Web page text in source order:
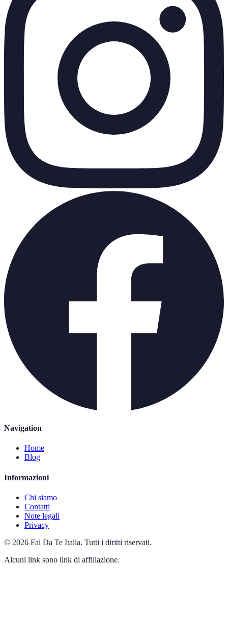
Navigation
Home
Blog
Informazioni
Chi siamo
Contatti
Note legali
Privacy
© 2026 Fai Da Te Italia. Tutti i diritti riservati.
Alcuni link sono link di affiliazione.